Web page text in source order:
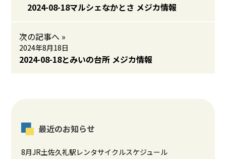
2024-08-18マルシェなかとさ メジカ情報
次の記事へ »
2024年8月18日
2024-08-18とみいの台所 メジカ情報
最近のお知らせ
8月JR土佐久礼駅レンタサイクルスケジュール